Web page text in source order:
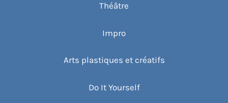
Théâtre
Impro
Arts plastiques et créatifs
Do It Yourself